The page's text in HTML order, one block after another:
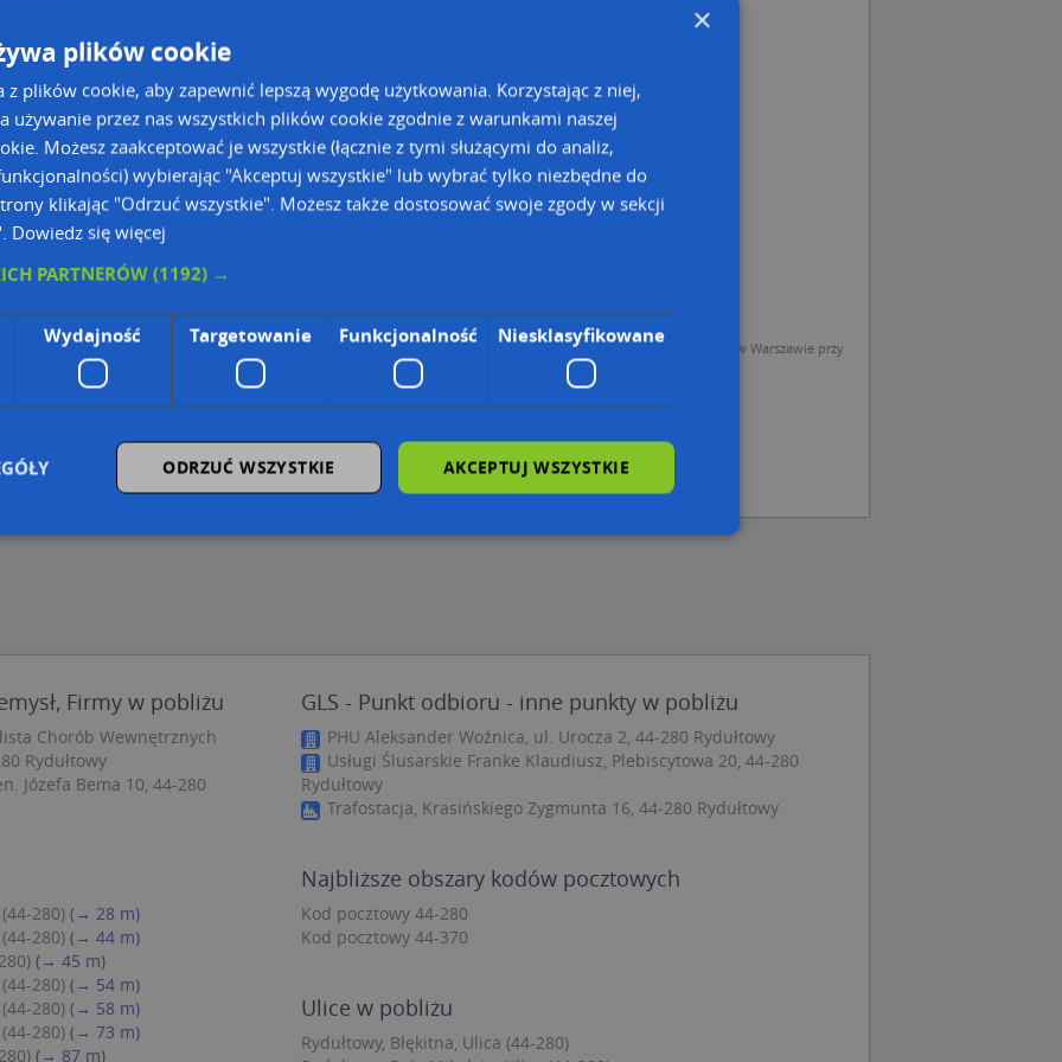
Danych Osobowych Administratorem (RODO), administratorem danych jest AutoMapa sp. z o.o. (Operator) z siedzibą w Warszawie przy
firm i na mapach (art. 6 ust. 1 lit. f RODO)
operatora (art. 6 ust. 1 lit. f RODO)
z firmowych stron www oraz od podmiotów zewnętrznych.
odo_przetwarzanie/
Firmy w pobliżu
Chorób Wewnętrznych
Rydułtowy
Józefa Bema 10, 44-280
280) (→ 28 m)
280) (→ 44 m)
(→ 45 m)
280) (→ 54 m)
280) (→ 58 m)
280) (→ 73 m)
(→ 87 m)
GLS - Punkt odbioru - inne punkty w pobliżu
PHU Aleksander Woźnica, ul. Urocza 2, 44-280 Rydułtowy
Usługi Ślusarskie Franke Klaudiusz, Plebiscytowa 20, 44-280
Rydułtowy
Trafostacja, Krasińskiego Zygmunta 16, 44-280 Rydułtowy
Najbliższe obszary kodów pocztowych
Kod pocztowy 44-280
Kod pocztowy 44-370
Ulice w pobliżu
Rydułtowy, Błękitna, Ulica (44-280)
×
plików cookie
z plików cookie, aby zapewnić lepszą wygodę użytkowania. Korzystając z niej,
używanie przez nas wszystkich plików cookie zgodnie z warunkami naszej
Możesz zaakceptować je wszystkie (łącznie z tymi służącymi do analiz,
wybierając "Akceptuj wszystkie" lub wybrać tylko niezbędne do
klikając "Odrzuć wszystkie". Możesz także dostosować swoje zgody w sekcji
Dowiedz się więcej
PARTNERÓW(1192) →
Wydajność Targetowanie Funkcjonalność Niesklasyfikowane
AKCEPTUJ WSZYSTKIE
ODRZUĆ WSZYSTKIE
Domena
przechowywania
.targeo.pl
Sesja
CookieScript
.targeo.pl
Ten plik cookie jest używany przez usługę Cookie-Script.com
do zapamiętywania preferencji dotyczących zgody
użytkownika na pliki cookie. Jest to konieczne, aby baner
cookie Cookie-Script.com działał poprawnie.
Provider/
Domena
przechowywania
.targeo.pl 1 rok 1 miesiąc
utrzymywania stanu sesji.
/
Okres
przechowywania
1 rok 3 tygodnie
Ten plik cookie jest powszechnie używany przez firmę Microsoft jako